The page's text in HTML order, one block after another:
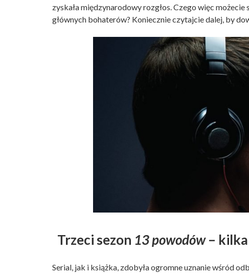
zyskała międzynarodowy rozgłos. Czego więc
głównych bohaterów? Koniecznie czytajcie dalej, by
Trzeci sezon 13 powodów– kilka
Serial, jak i książka, zdobyła ogromne uznanie wśród